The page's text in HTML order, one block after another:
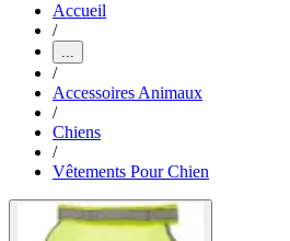
Accueil
/
...
/
Accessoires Animaux
/
Chiens
/
Vêtements Pour Chien